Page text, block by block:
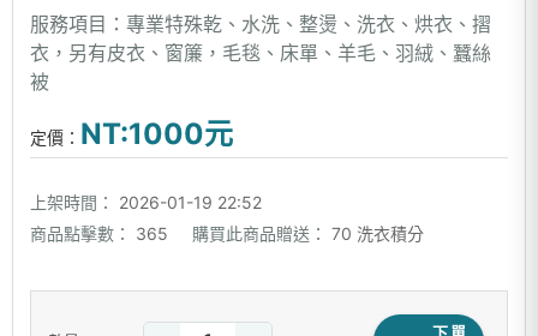
服務項目：專業特殊乾、水洗、整燙、洗衣、烘衣、摺
衣，另有皮衣、窗簾，毛毯、床單、羊毛、羽絨、蠶絲
被
定價： NT:1000元
上架時間：
2026-01-19 22:52
商品點擊數：
365 購買此商品贈送： 70 洗衣積分